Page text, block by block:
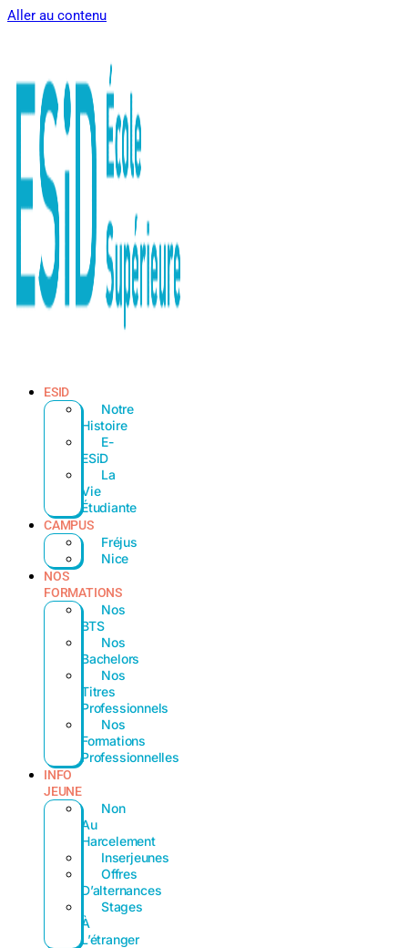
Aller au contenu
ESID
Notre
Histoire
E-
ESiD
La
Vie
Étudiante
CAMPUS
Fréjus
Nice
NOS
FORMATIONS
Nos
BTS
Nos
Bachelors
Nos
Titres
Professionnels
Nos
Formations
Professionnelles
INFO
JEUNE
Non
Au
Harcelement
Inserjeunes
Offres
D’alternances
Stages
À
L’étranger